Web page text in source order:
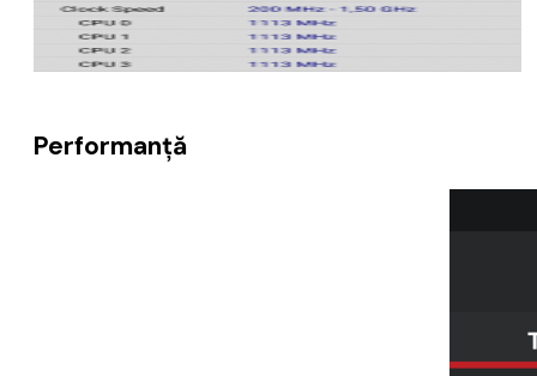
Performanță